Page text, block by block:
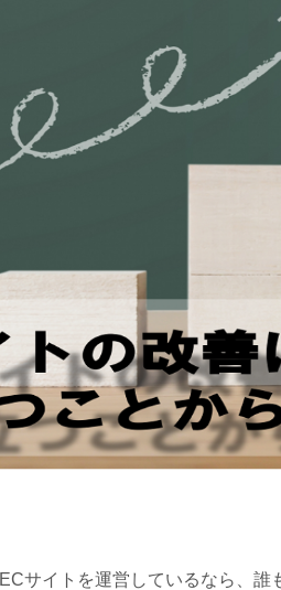
サイトを運営しているなら、誰